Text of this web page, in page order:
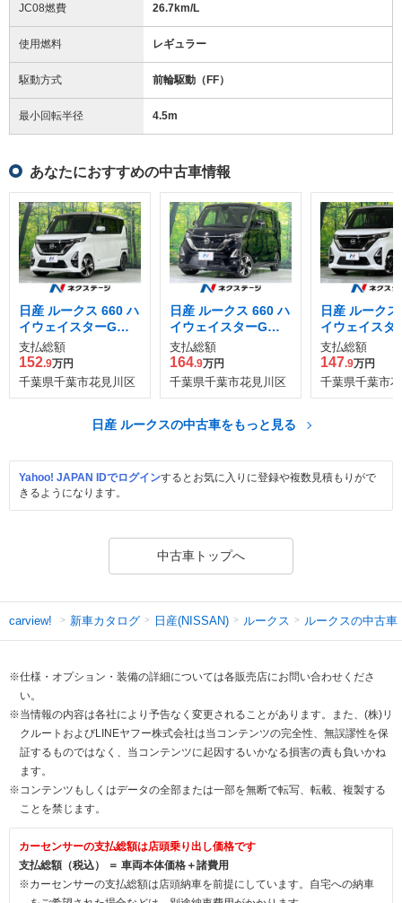
JC08燃費 26.7km/L
使用燃料 レギュラー
駆動方式 前輪駆動（FF）
最小回転半径 4.5m
あなたにおすすめの中古車情報
日産 ルークス 660 ハ
イウェイスターGタ
ーボ プロパイロット
エディション
支払総額
152.9万円
千葉県千葉市花見川区
日産 ルークス 660 ハ
イウェイスターGタ
ーボ プロパイロット
エディション
支払総額
164.9万円
千葉県千葉市花見川区
日産 ルーク
イウェイスタ
ロパイロット
ション
支払総額
147.9万円
千葉県千葉市
日産 ルークスの中古車をもっと見る
Yahoo! JAPAN IDでログインするとお気に入りに登録や複数見積もりがで
きるようになります。
中古車トップへ
carview! 新車カタログ 日産(NISSAN) ルークス ルークスの中古車
※仕様・オプション・装備の詳細については各販売店にお問い合わせくださ
い。
※当情報の内容は各社により予告なく変更されることがあります。また、(株)リ
クルートおよびLINEヤフー株式会社は当コンテンツの完全性、無誤謬性を保
証するものではなく、当コンテンツに起因するいかなる損害の責も負いかね
ます。
※コンテンツもしくはデータの全部または一部を無断で転写、転載、複製する
ことを禁じます。
カーセンサーの支払総額は店頭乗り出し価格です
支払総額（税込） ＝ 車両本体価格＋諸費用
※カーセンサーの支払総額は店頭納車を前提にしています。自宅への納車